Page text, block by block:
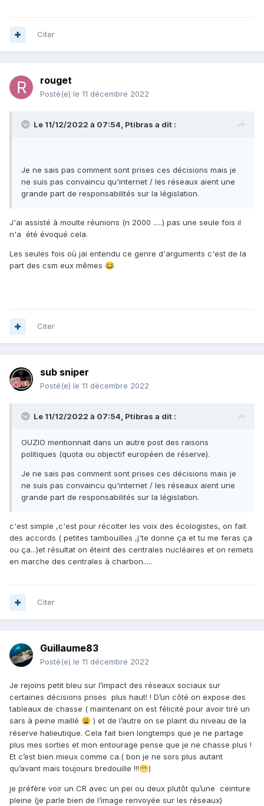
Citer
rouget
Posté(e) le 11 décembre 2022
Le 11/12/2022 à 07:54, Ptibras a dit :
Je ne sais pas comment sont prises ces décisions mais je
ne suis pas convaincu qu'internet / les réseaux aient une
grande part de responsabilités sur la législation.
J'ai assisté à moulte réunions (n 2000 .....) pas une seule fois il
n'a été évoqué cela.
Les seules fois où jai entendu ce genre d'arguments c'est de la
part des csm eux mêmes 😂
Citer
sub sniper
Posté(e) le 11 décembre 2022
Le 11/12/2022 à 07:54, Ptibras a dit :
OUZIO mentionnait dans un autre post des raisons
politiques (quota ou objectif européen de réserve).
Je ne sais pas comment sont prises ces décisions mais je
ne suis pas convaincu qu'internet / les réseaux aient une
grande part de responsabilités sur la législation.
c'est simple ,c'est pour récolter les voix des écologistes, on fait
des accords ( petites tambouilles ,j'te donne ça et tu me feras ça
ou ça...)et résultat on éteint des centrales nucléaires et on remets
en marche des centrales à charbon.....
Citer
Guillaume83
Posté(e) le 11 décembre 2022
Je rejoins petit bleu sur l’impact des réseaux sociaux sur
certaines décisions prises plus haut! ! D’un côté on expose des
tableaux de chasse ( maintenant on est félicité pour avoir tiré un
sars à peine maillé 😩 ) et de l’autre on se plaint du niveau de la
réserve halieutique. Cela fait bien longtemps que je ne partage
plus mes sorties et mon entourage pense que je ne chasse plus !
Et c’est bien mieux comme ca.( bon je ne sors plus autant
qu’avant mais toujours bredouille !!!😁)
je préfère voir un CR avec un pei ou deux plutôt qu’une ceinture
pleine (je parle bien de l’image renvoyée sur les réseaux)